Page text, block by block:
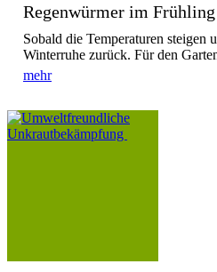
Regenwürmer im
Sobald die Temperaturen steigen
Winterruhe zurück. Für den
mehr